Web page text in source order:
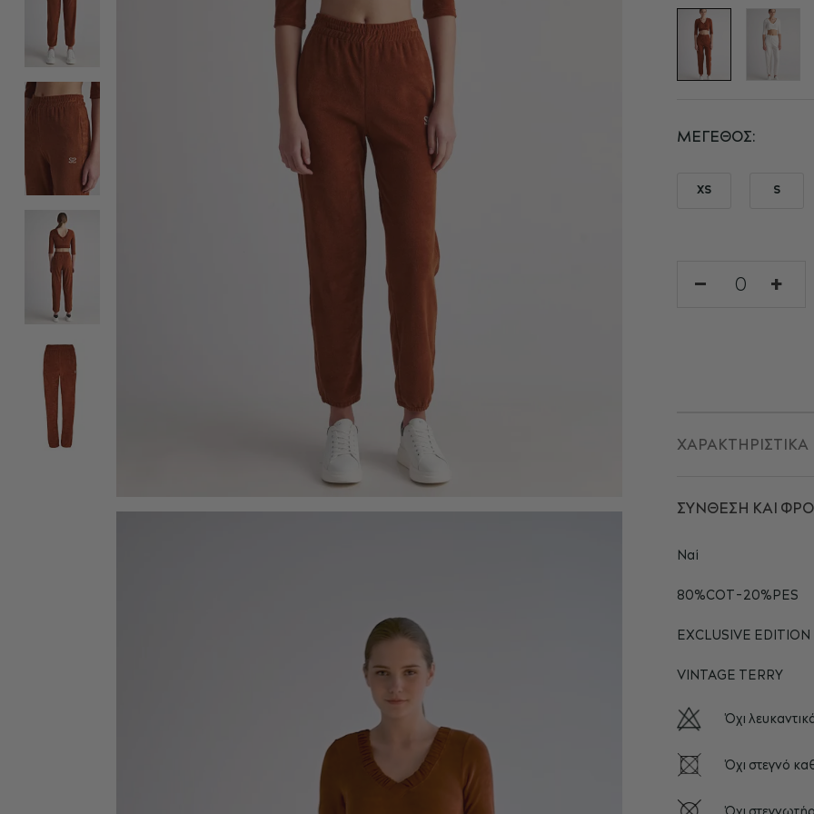
ΜΈΓΕΘΟΣ
XS S
ΧΑΡΑΚΤΗΡΙΣΤΙΚΑ
ΣΥΝΘΕΣΗ ΚΑΙ
Ναί
80%COT-20%PES
EXCLUSIVE EDITION
VINTAGE TERRY
Όχι
Όχι στεγνό